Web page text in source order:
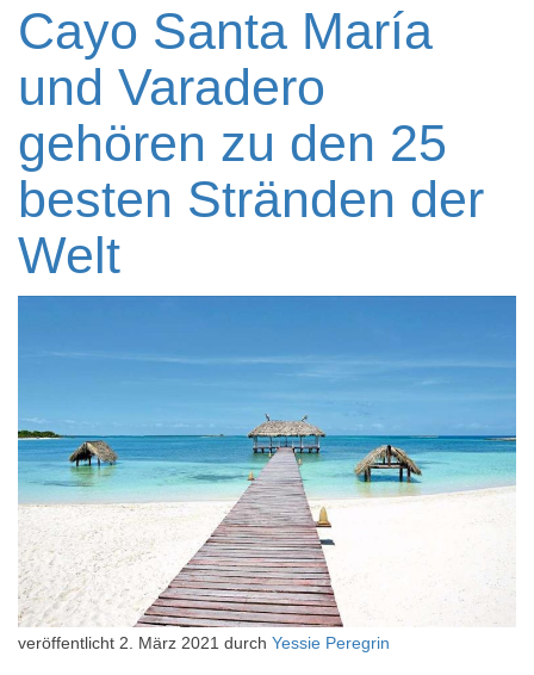
Cayo Santa María
und Varadero
gehören zu den 25
besten Stränden der
Welt
veröffentlicht 2. März 2021 durch Yessie Peregrin